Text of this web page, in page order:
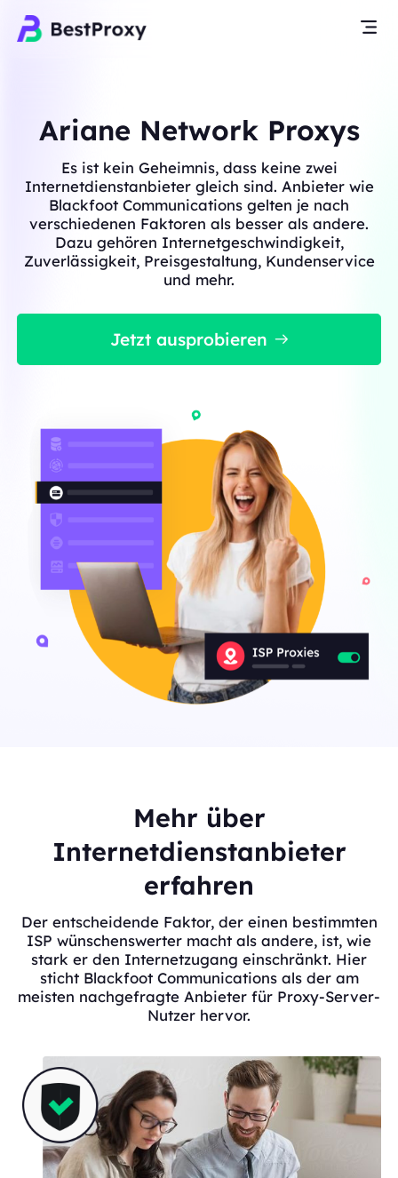
Ariane Network Proxys
Es ist kein Geheimnis, dass keine zwei
Internetdienstanbieter gleich sind. Anbieter wie
Blackfoot Communications gelten je nach
verschiedenen Faktoren als besser als andere.
Dazu gehören Internetgeschwindigkeit,
Zuverlässigkeit, Preisgestaltung, Kundenservice
und mehr.
Jetzt ausprobieren
Mehr über
Internetdienstanbieter
erfahren
Der entscheidende Faktor, der einen bestimmten
ISP wünschenswerter macht als andere, ist, wie
stark er den Internetzugang einschränkt. Hier
sticht Blackfoot Communications als der am
meisten nachgefragte Anbieter für Proxy-Server-
Nutzer hervor.